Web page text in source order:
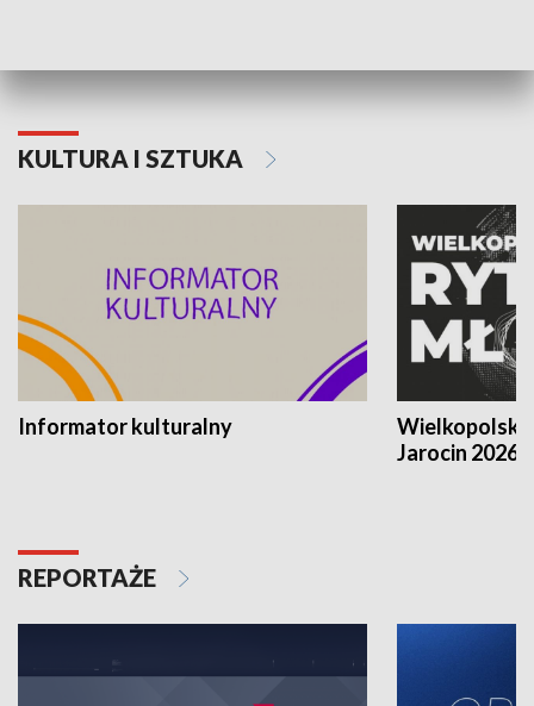
KULTURA I SZTUKA
Informator kulturalny
Jarocin 2026
REPORTAŻE